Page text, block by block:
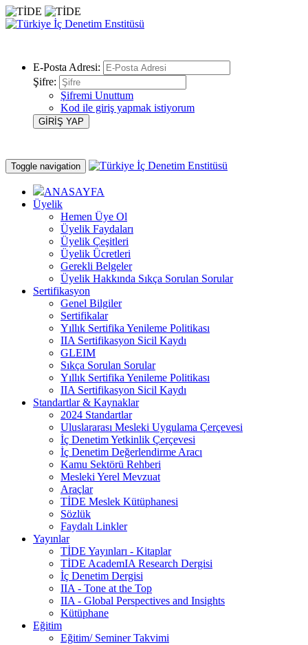
E-Posta Adresi:
Şifre:
Şifremi Unuttum
Kod ile giriş yapmak istiyorum
Toggle navigation
ANASAYFA
Üyelik
Hemen Üye Ol
Üyelik Faydaları
Üyelik Çeşitleri
Üyelik Ücretleri
Gerekli Belgeler
Üyelik Hakkında Sıkça Sorulan Sorular
Sertifikasyon
Genel Bilgiler
Sertifikalar
Yıllık Sertifika Yenileme Politikası
IIA Sertifikasyon Sicil Kaydı
GLEIM
Sıkça Sorulan Sorular
Yıllık Sertifika Yenileme Politikası
IIA Sertifikasyon Sicil Kaydı
Standartlar & Kaynaklar
2024 Standartlar
Uluslararası Mesleki Uygulama Çerçevesi
İç Denetim Yetkinlik Çerçevesi
İç Denetim Değerlendirme Aracı
Kamu Sektörü Rehberi
Mesleki Yerel Mevzuat
Araçlar
TİDE Meslek Kütüphanesi
Sözlük
Faydalı Linkler
Yayınlar
TİDE Yayınları - Kitaplar
TİDE AcademIA Research Dergisi
İç Denetim Dergisi
IIA - Tone at the Top
IIA - Global Perspectives and Insights
Kütüphane
Eğitim
Eğitim/ Seminer Takvimi